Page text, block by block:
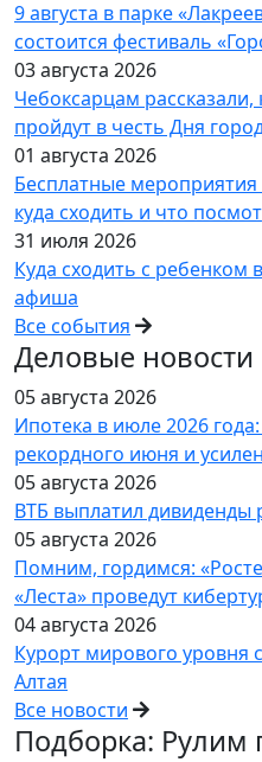
9 августа в парке
состоится фестиваль
03 августа 2026
Чебоксарцам
пройдут в честь Дня
01 августа 2026
Бесплатные
куда сходить и что
31 июля 2026
Куда сходить с ребенком
афиша
Все события
Деловые новости
05 августа 2026
Ипотека в июле 2026
рекордного июня и
05 августа 2026
ВТБ выплатил
05 августа 2026
Помним, гордимся:
«Леста» проведут
04 августа 2026
Курорт мирового уровня
Алтая
Все новости
Подборка: Рулим